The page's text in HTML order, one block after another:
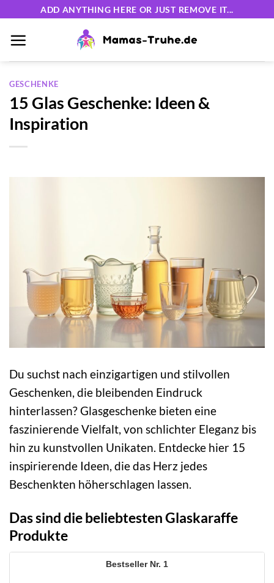
springen
ADD ANYTHING HERE OR JUST REMOVE IT...
GESCHENKE
15 Glas Geschenke: Ideen &
Inspiration
Du suchst nach einzigartigen und stilvollen
Geschenken, die bleibenden Eindruck
hinterlassen? Glasgeschenke bieten eine
faszinierende Vielfalt, von schlichter Eleganz bis
hin zu kunstvollen Unikaten. Entdecke hier 15
inspirierende Ideen, die das Herz jedes
Beschenkten höherschlagen lassen.
Das sind die beliebtesten Glaskaraffe
Produkte
1